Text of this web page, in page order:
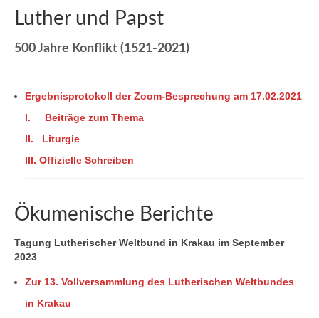
Luther und Papst
500 Jahre Konflikt (1521-2021)
Ergebnisprotokoll der Zoom-Besprechung am 17.02.2021
I.
Beiträge zum Thema
II.
Liturgie
III. Offizielle Schreiben
Ökumenische Berichte
Tagung Lutherischer Weltbund in Krakau im September
2023
Zur 13. Vollversammlung des Lutherischen Weltbundes
in Krakau